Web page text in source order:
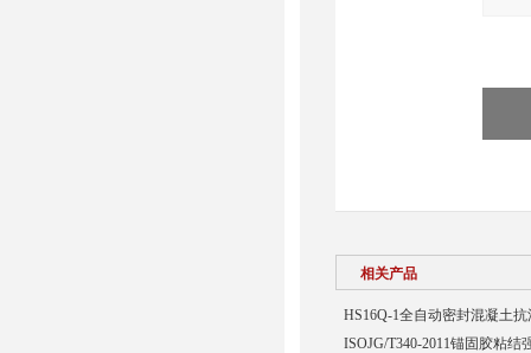
相关产品
HS16Q-1全自动密封混凝土抗
ISOJG/T340-2011锚固胶粘结